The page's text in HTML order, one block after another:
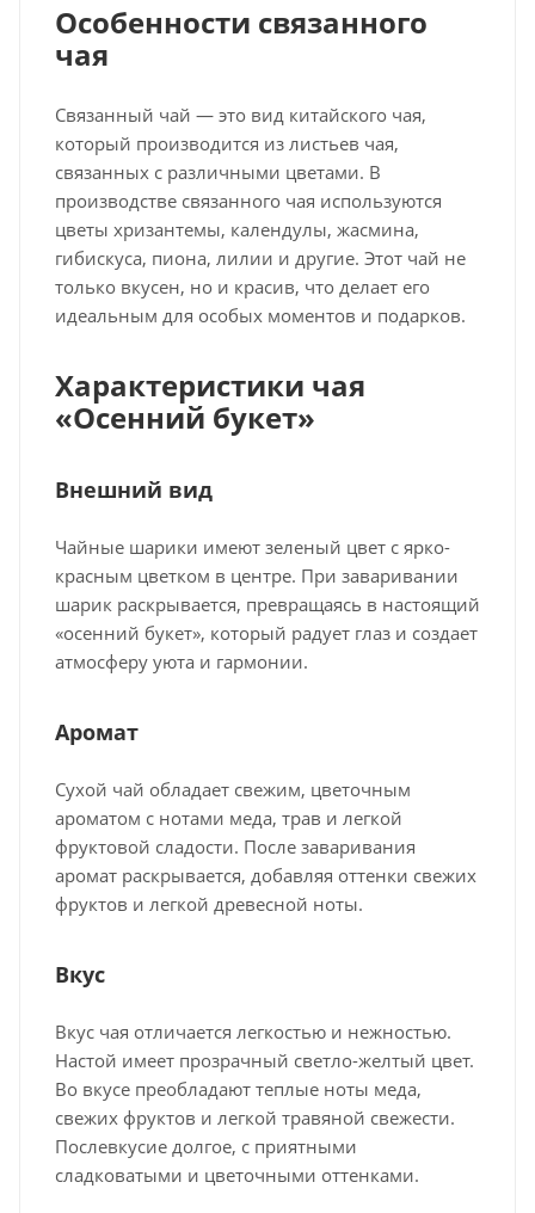
Особенности связанного
чая
Связанный чай — это вид китайского чая,
который производится из листьев чая,
связанных с различными цветами. В
производстве связанного чая используются
цветы хризантемы, календулы, жасмина,
гибискуса, пиона, лилии и другие. Этот чай не
только вкусен, но и красив, что делает его
идеальным для особых моментов и подарков.
Характеристики чая
«Осенний букет»
Внешний вид
Чайные шарики имеют зеленый цвет с ярко-
красным цветком в центре. При заваривании
шарик раскрывается, превращаясь в настоящий
«осенний букет», который радует глаз и создает
атмосферу уюта и гармонии.
Аромат
Сухой чай обладает свежим, цветочным
ароматом с нотами меда, трав и легкой
фруктовой сладости. После заваривания
аромат раскрывается, добавляя оттенки свежих
фруктов и легкой древесной ноты.
Вкус
Вкус чая отличается легкостью и нежностью.
Настой имеет прозрачный светло-желтый цвет.
Во вкусе преобладают теплые ноты меда,
свежих фруктов и легкой травяной свежести.
Послевкусие долгое, с приятными
сладковатыми и цветочными оттенками.